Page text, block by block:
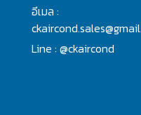
อีเมล :
Line : @ckaircond